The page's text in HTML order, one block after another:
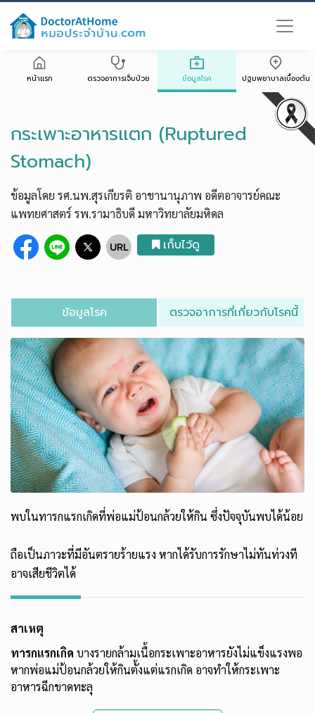
หน้าแรก ตรวจอาการเจ็บป่วย ข้อมูลโรค ปฐมพยาบาลเบื้องต้น
กระเพาะอาหารแตก (Ruptured
Stomach)
ข้อมูลโดย รศ.นพ.สุรเกียรติ อาชานานุภาพ อดีตอาจารย์คณะ
แพทยศาสตร์ รพ.รามาธิบดี มหาวิทยาลัยมหิดล
เก็บไว้ดู
ข้อมูลโรค ตรวจอาการที่เกี่ยวกับโรคนี้
พบในทารกแรกเกิดที่พ่อแม่ป้อนกล้วยให้กิน ซึ่งปัจจุบันพบได้น้อย
ถือเป็นภาวะที่มีอันตรายร้ายแรง หากได้รับการรักษาไม่ทันท่วงที
อาจเสียชีวิตได้
สาเหตุ
ทารกแรกเกิด บางรายกล้ามเนื้อกระเพาะอาหารยังไม่แข็งแรงพอ
หากพ่อแม่ป้อนกล้วยให้กินตั้งแต่แรกเกิด อาจทำให้กระเพาะ
อาหารฉีกขาดทะลุ